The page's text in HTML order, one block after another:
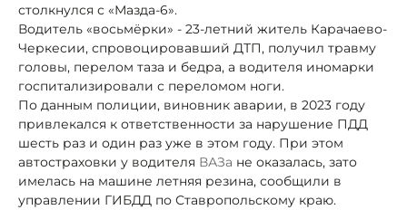
столкнулся с «Мазда-6».
Водитель «восьмёрки» - 23-летний житель Карачаево-
Черкесии, спровоцировавший ДТП, получил травму
головы, перелом таза и бедра, а водителя иномарки
госпитализировали с переломом ноги.
По данным полиции, виновник аварии, в 2023 году
привлекался к ответственности за нарушение ПДД
шесть раз и один раз уже в этом году. При этом
автостраховки у водителя ВАЗа не оказалась, зато
имелась на машине летняя резина, сообщили в
управлении ГИБДД по Ставропольскому краю.